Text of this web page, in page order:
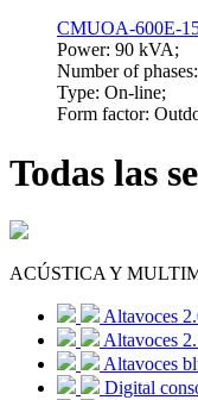
CMUOA-600E-
Power: 90 kVA;
Number of
Type: On-line;
Form factor:
Todas las
ACÚSTICA Y
Altavoces
Altavoces
Altavoces
Digital